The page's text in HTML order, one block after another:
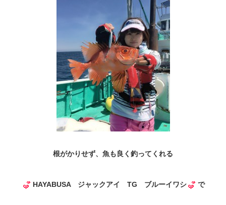
根がかりせず、魚も良く釣ってくれる
HAYABUSA ジャックアイ TG ブルーイワシ で